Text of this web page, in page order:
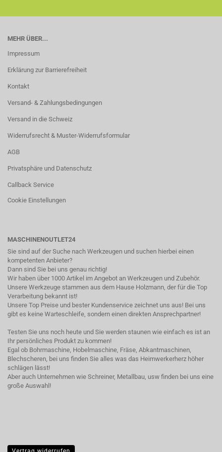
MEHR ÜBER...
Impressum
Erklärung zur Barrierefreiheit
Kontakt
Versand- & Zahlungsbedingungen
Versand in die Schweiz
Widerrufsrecht & Muster-Widerrufsformular
AGB
Privatsphäre und Datenschutz
Callback Service
Cookie Einstellungen
MASCHINENOUTLET24
Sie sind auf der Suche nach Werkzeugen und suchen hierbei einen
kompetenten Anbieter?
Dann sind Sie bei uns genau richtig!
Wir haben über 1000 Artikel im Angebot an Werkzeugen und Zubehör.
Unsere Werkzeuge stammen aus dem Hause Holzmann, der für die Top
Verarbeitung bekannt ist!
Unsere Top Preise und bester Kundenservice zeichnet uns aus! Bei uns
gibt es keine Warteschleife, sondern einen direkten Ansprechpartner!
Testen Sie uns noch heute und Sie werden staunen wie einfach es ist an
Ihr persönliches Produkt zu kommen!
Egal ob Bohrmaschine, Hobelmaschine, Fräse, Abkantmaschinen,
Blechscheren, bei uns finden Sie alles was das Heimwerkerherz höher
schlägen lässt!
Aber auch Unternehmen wie Schreiner, Metallbau, usw finden bei uns eine
große Auswahl!